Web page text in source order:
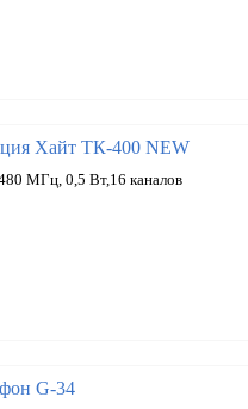
Хайт ТК-400 NEW
МГц, 0,5 Вт,16 каналов
G-34